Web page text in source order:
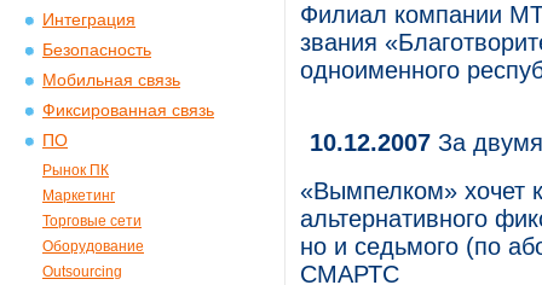
Интеграция
Безопасность
Мобильная связь
Фиксированная связь
ПО
Рынок ПК
Маркетинг
Торговые сети
Оборудование
Outsourcing
Филиал компании
звания
одноименного
10.12.2007 За
«Вымпелком» хочет
альтернативного
но и седьмого (по
СМАРТС